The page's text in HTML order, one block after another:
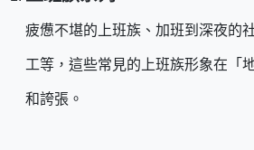
疲憊不堪的上班族、加班到深夜的
工等，這些常見的上班族形象在「
和誇張。